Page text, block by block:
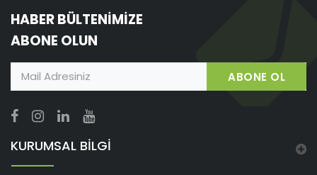
Ek Bilgi
HABER BÜLTENİMİZE
ABONE OLUN
ABONE OL
KURUMSAL BİLGİ